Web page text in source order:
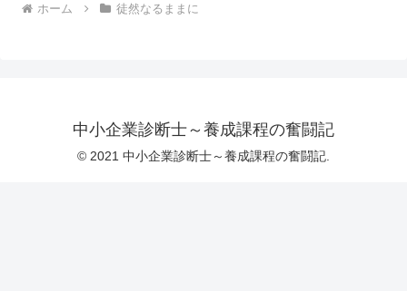
ホーム 徒然なるままに
中小企業診断士～養成課程の奮闘記
© 2021 中小企業診断士～養成課程の奮闘記.